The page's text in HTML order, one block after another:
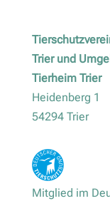
Trier und
Tierheim Trier
Heidenberg 1
54294 Trier
Mitglied im